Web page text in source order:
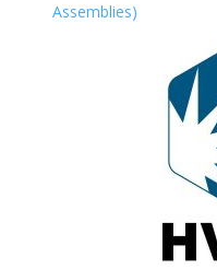
Assemblies)